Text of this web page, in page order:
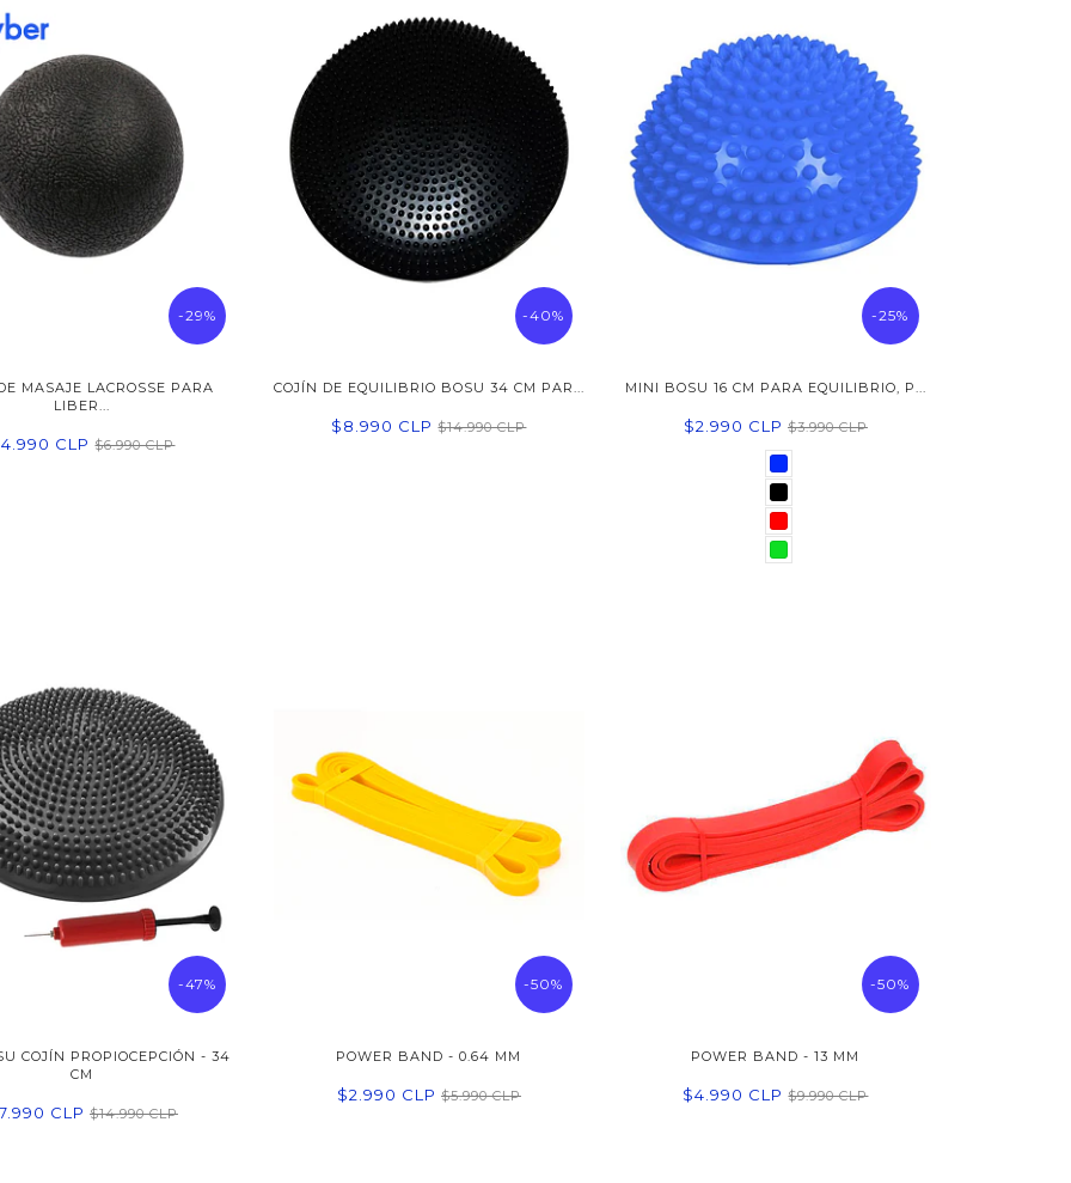
-29%
MASAJE LACROSSE PARA
LIBER...
CLP $6.990 CLP
-40%
COJÍN DE EQUILIBRIO BOSU 34 CM PAR...
$8.990 CLP $14.990 CLP
-25%
MINI BOSU 16 CM PARA EQUILIBRIO, P...
$2.990 CLP $3.990 CLP
-47%
COJÍN PROPIOCEPCIÓN - 34
CM
CLP $14.990 CLP
-50%
POWER BAND - 0.64 MM
$2.990 CLP $5.990 CLP
-50%
POWER BAND - 13 MM
$4.990 CLP $9.990 CLP